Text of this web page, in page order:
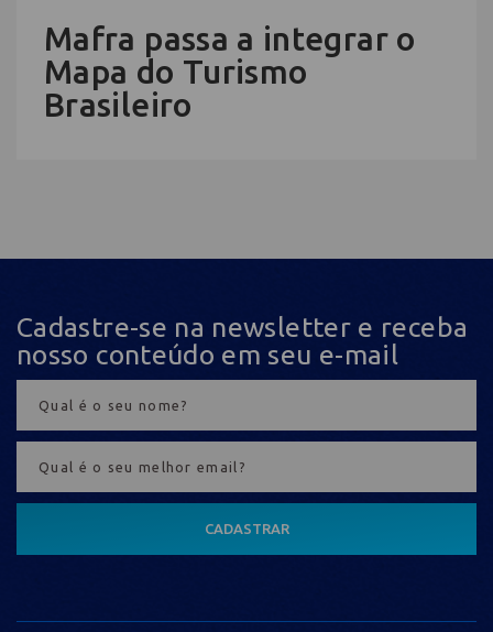
Mafra passa a integrar o
Mapa do Turismo
Brasileiro
Cadastre-se na newsletter e receba
nosso conteúdo em seu e-mail
CADASTRAR